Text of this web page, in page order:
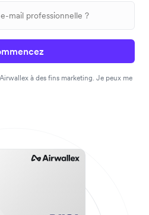
à des fins marketing. Je peux me